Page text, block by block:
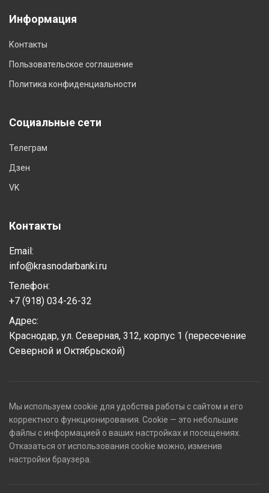
Информация
Контакты
Пользовательское соглашение
Политика конфиденциальности
Социальные сети
Телеграм
Дзен
VK
Контакты
Email:
info@krasnodarbanki.ru
Телефон:
+7 (918) 034-26-32
Адрес:
Краснодар, ул. Северная, 312, корпус 1 (пересечение
Северной и Октябрьской)
Мы используем cookie для удобства работы с сайтом и его
корректного функционирования. Cookie — это небольшие
файлы с информацией о ваших настройках и посещениях.
Отказаться от использования cookie можно, изменив
настройки браузера.